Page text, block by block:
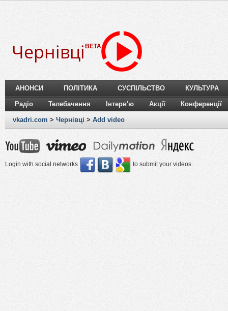
Чернівці BETA
АНОНСИ ПОЛІТИКА СУСПІЛЬСТВО КУЛЬТУРА
Радіо Телебачення Інтерв'ю Акції Конференції
vkadri.com > Чернівці > Add video
Login with social networks to submit your videos.